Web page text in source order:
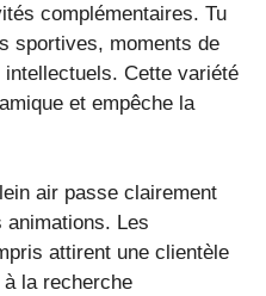
complémentaires. Tu
sportives, moments de
Cette variété
et empêche la
air passe clairement
Les
attirent une clientèle
la recherche